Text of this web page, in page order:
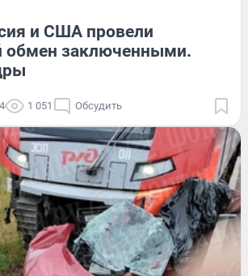
и США провели
обмен заключенными.
1 051 Обсудить